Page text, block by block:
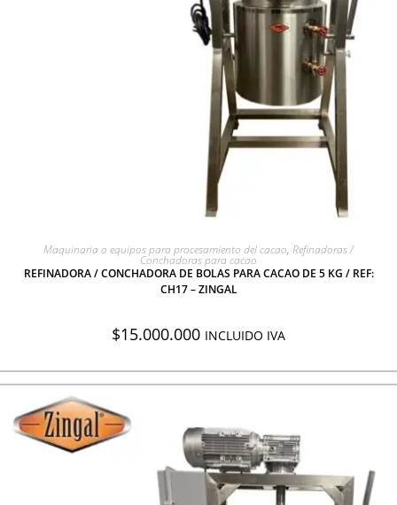
AGREGAR A COTIZACIÓN
Maquinaria o equipos para procesamiento del cacao, Refinadoras /
Conchadoras para cacao
REFINADORA / CONCHADORA DE BOLAS PARA CACAO DE 5 KG / REF:
CH17 – ZINGAL
$15.000.000 INCLUIDO IVA